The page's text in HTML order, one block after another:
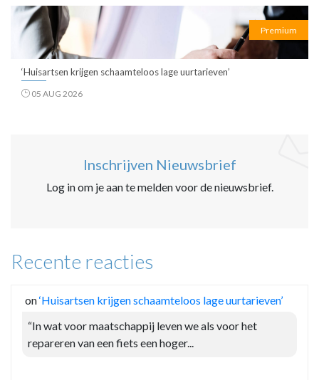
Premium
‘Huisartsen krijgen schaamteloos lage uurtarieven’
05 AUG 2026
Inschrijven Nieuwsbrief
Log in om je aan te melden voor de nieuwsbrief.
Recente reacties
on‘Huisartsen krijgen schaamteloos lage uurtarieven’
“In wat voor maatschappij leven we als voor het
repareren van een fiets een hoger...